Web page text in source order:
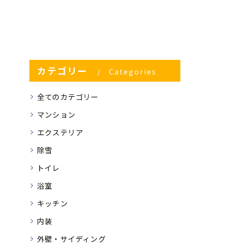
カテゴリー Categories
全てのカテゴリー
マンション
エクステリア
除雪
トイレ
浴室
キッチン
内装
外壁・サイディング